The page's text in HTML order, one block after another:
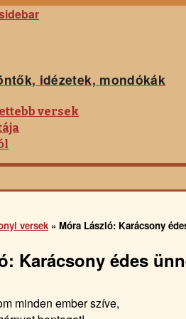
idézetek, mondókák
versek
versek » Móra László: Karácsony
Karácsony édes
minden ember szíve,